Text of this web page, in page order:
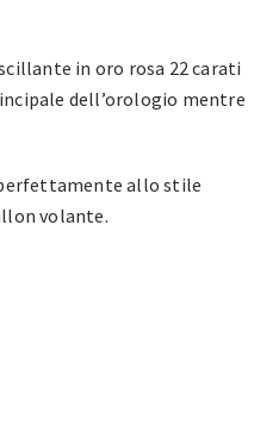
in oro rosa 22 carati
dell’orologio mentre
allo stile
volante.